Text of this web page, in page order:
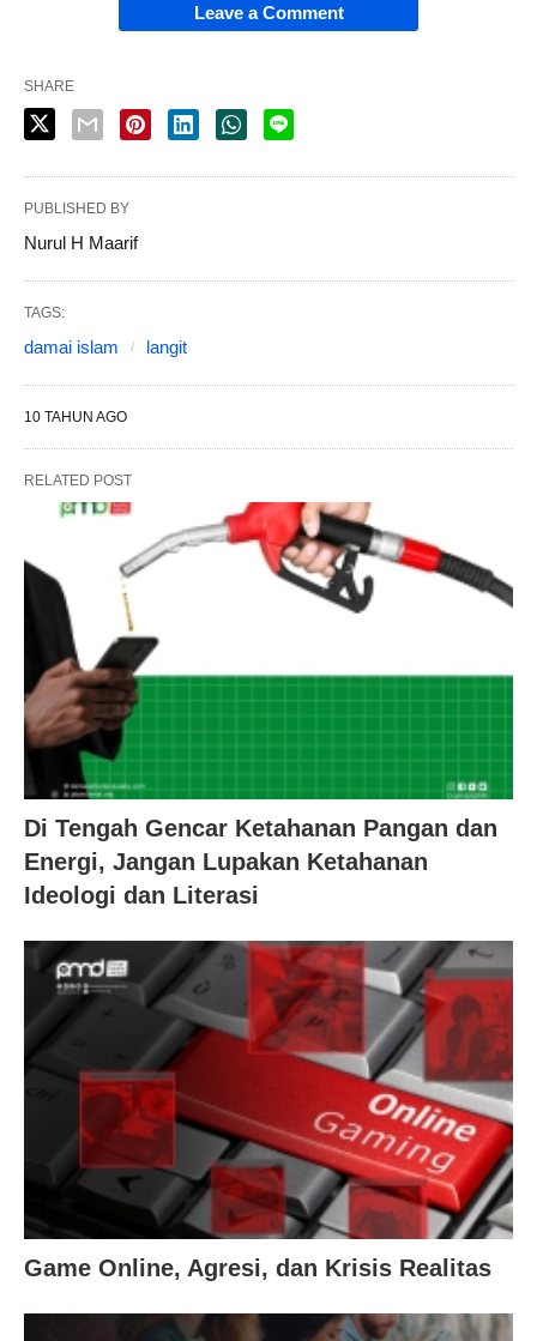
Leave a Comment
SHARE
PUBLISHED BY
Nurul H Maarif
TAGS:
damai islam langit
10 TAHUN AGO
RELATED POST
Di Tengah Gencar Ketahanan Pangan dan
Energi, Jangan Lupakan Ketahanan
Ideologi dan Literasi
Game Online, Agresi, dan Krisis Realitas